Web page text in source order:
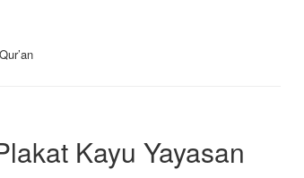
Kayu Yayasan